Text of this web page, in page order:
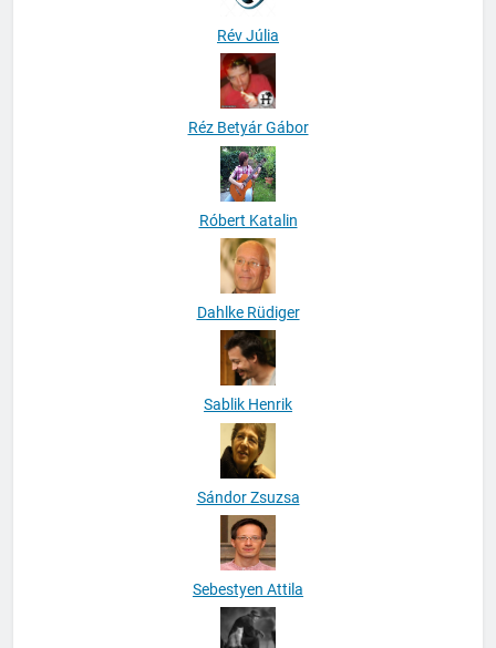
Rév Júlia
Réz Betyár Gábor
Róbert Katalin
Dahlke Rüdiger
Sablik Henrik
Sándor Zsuzsa
Sebestyen Attila